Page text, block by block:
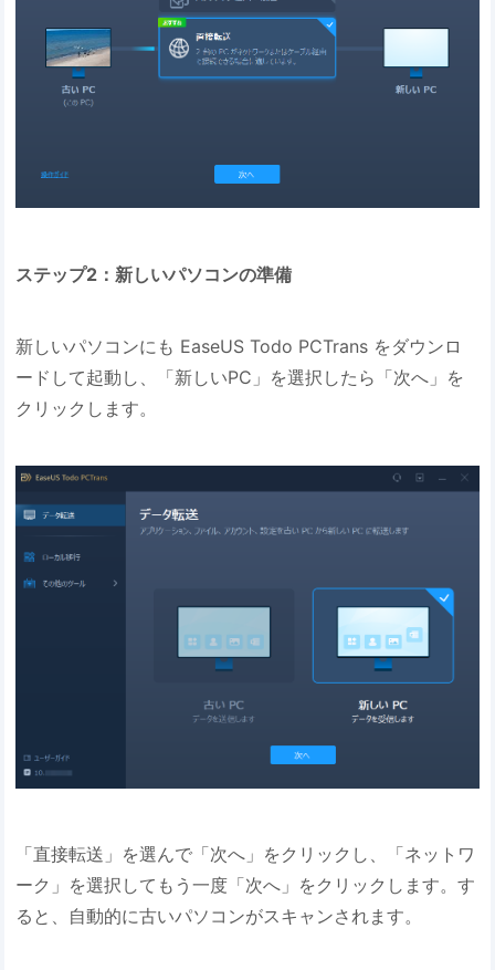
ステップ2：新しいパソコンの準備
新しいパソコンにも EaseUS Todo PCTrans をダウンロ
ードして起動し、「新しいPC」を選択したら「次へ」を
クリックします。
「直接転送」を選んで「次へ」をクリックし、「ネットワ
ーク」を選択してもう一度「次へ」をクリックします。す
ると、自動的に古いパソコンがスキャンされます。